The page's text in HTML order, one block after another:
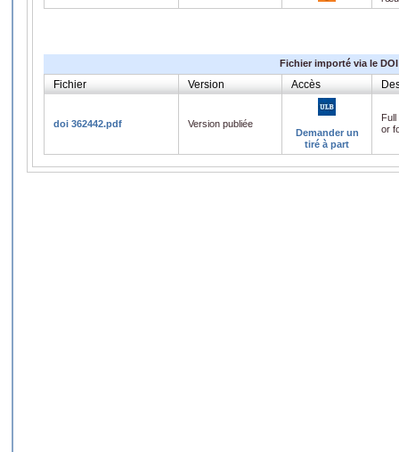
Fichier importé via le DOI
Fichier Version Accès
doi 362442.pdf
Version publiée
Demander un
tiré à part
or